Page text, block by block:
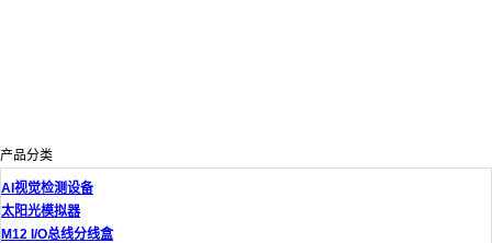
产品分类
AI视觉检测设备
太阳光模拟器
M12 I/O总线分线盒